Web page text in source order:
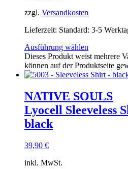
zzgl. Versandkosten
Lieferzeit: Standard: 3-5
Ausführung wählen
Dieses Produkt weist mehrere
können auf der Produktseite
NATIVE SOULS
Lyocell Sleeveless
black
39,90 €
inkl. MwSt.